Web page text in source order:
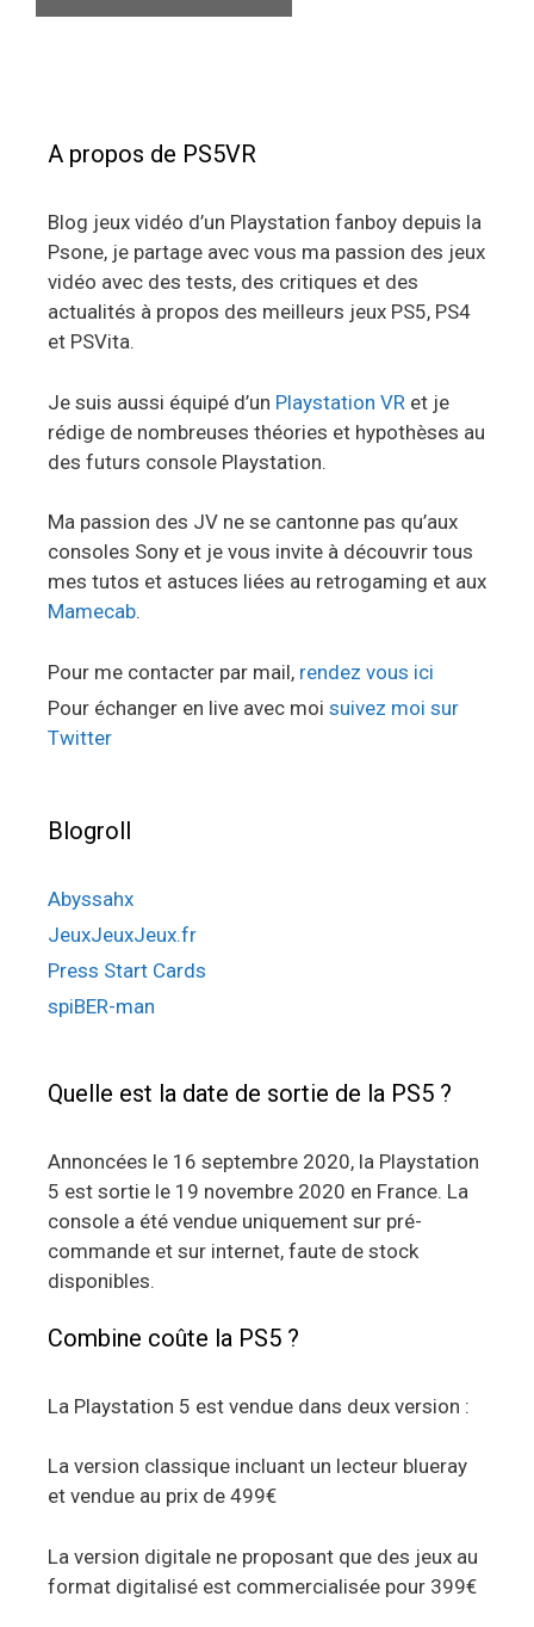
A propos de PS5VR
Blog jeux vidéo d’un Playstation fanboy depuis la
Psone, je partage avec vous ma passion des jeux
vidéo avec des tests, des critiques et des
actualités à propos des meilleurs jeux PS5, PS4
et PSVita.
Je suis aussi équipé d’un Playstation VR et je
rédige de nombreuses théories et hypothèses au
des futurs console Playstation.
Ma passion des JV ne se cantonne pas qu’aux
consoles Sony et je vous invite à découvrir tous
mes tutos et astuces liées au retrogaming et aux
Mamecab.
Pour me contacter par mail, rendez vous ici
Pour échanger en live avec moi suivez moi sur
Twitter
Blogroll
Abyssahx
JeuxJeuxJeux.fr
Press Start Cards
spiBER-man
Quelle est la date de sortie de la PS5 ?
Annoncées le 16 septembre 2020, la Playstation
5 est sortie le 19 novembre 2020 en France. La
console a été vendue uniquement sur pré-
commande et sur internet, faute de stock
disponibles.
Combine coûte la PS5 ?
La Playstation 5 est vendue dans deux version :
La version classique incluant un lecteur blueray
et vendue au prix de 499€
La version digitale ne proposant que des jeux au
format digitalisé est commercialisée pour 399€